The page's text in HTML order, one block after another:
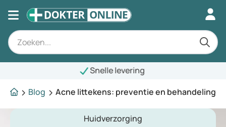
Snelle levering
Blog
Acne littekens: preventie en behandeling
Huidverzorging